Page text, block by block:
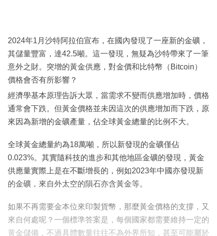
閱
專
區
2024年1月沙特阿拉伯宣布，在國內發現了一座新的金礦，
其儲量豐富，達42.5噸。這一發現，無疑為沙特帶來了一筆
意外之財。突增的黃金供應，對金價和比特幣（Bitcoin）
價格會否有所影響？
經濟學基本原理告訴大眾，當需求不變而供應增加時，價格
通常會下跌。但黃金價格並未因這次的供應增加而下跌，原
來因為新增的金礦產量，佔全球黃金總量的比例不大。
全球黃金總量約為18萬噸，所以新發現的金礦僅佔
0.023%。其實隨科技的進步和其他地區金礦的發現，黃金
供應量實際上是在不斷增長的，例如2023年中國亦發現新
的金礦，來自外太空的隕石亦含黃金等。
如果不再需要金本位來印製貨幣，那麼黃金價格的支撐，又
來自何處呢？一個標準答案是，每個國家都需要維持一定的
黃金儲備，不過具體數量往往不為外界所知，甚至可能屬於